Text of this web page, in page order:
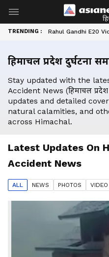
TRENDING : Rahul Gandhi E20
हिमाचल प्रदेश दुर्घटना
Stay updated with the
Accident News (हिमाचल
updates and detailed
natural calamities, and
across Himachal.
Latest Updates On
Accident News
ALL NEWS PHOTOS VIDEO